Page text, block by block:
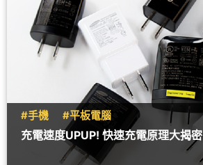
#手機 #平板電腦
充電速度UPUP! 快速充電原理大揭密